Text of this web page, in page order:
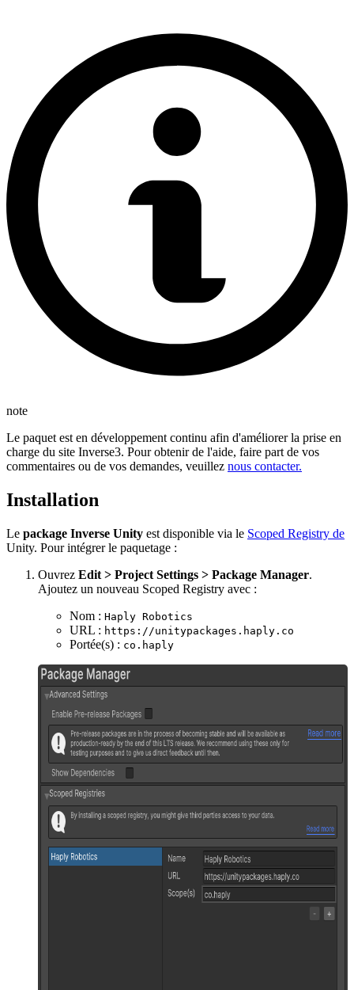
note
Le paquet est en développement continu afin d'améliorer la prise en
charge du site Inverse3. Pour obtenir de l'aide, faire part de vos
commentaires ou de vos demandes, veuillez nous contacter.
Installation
Le package Inverse Unity est disponible via le Scoped Registry de
Unity. Pour intégrer le paquetage :
Ouvrez Edit > Project Settings > Package Manager.
Ajoutez un nouveau Scoped Registry avec :
Nom : Haply Robotics
URL : https://unitypackages.haply.co
Portée(s) : co.haply